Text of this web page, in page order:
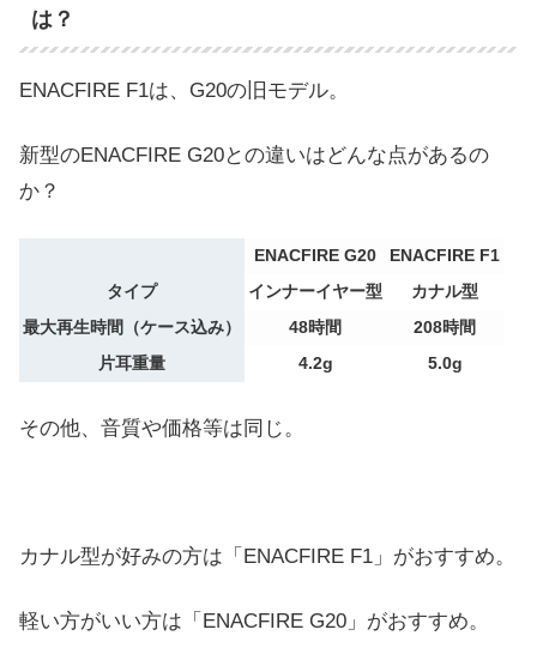
は？
ENACFIRE F1は、G20の旧モデル。
新型のENACFIRE G20との違いはどんな点があるの
か？
ENACFIRE G20
ENACFIRE F1
タイプ
インナーイヤー型
カナル型
最大再生時間（ケース込み）
48時間
208時間
片耳重量
4.2g 5.0g
その他、音質や価格等は同じ。
カナル型が好みの方は「ENACFIRE F1」がおすすめ。
軽い方がいい方は「ENACFIRE G20」がおすすめ。